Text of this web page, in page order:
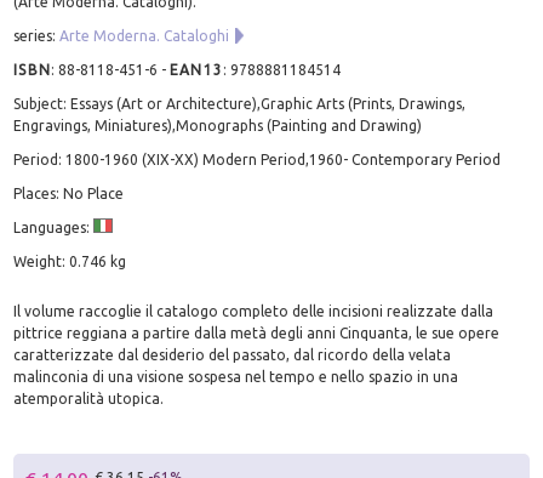
series:Arte Moderna. Cataloghi
ISBN:88-8118-451-6 - EAN13 :9788881184514
Subject: Essays (Art or Architecture),Graphic Arts (Prints, Drawings,
Engravings, Miniatures),Monographs (Painting and Drawing)
Period: 1800-1960 (XIX-XX) Modern Period,1960- Contemporary Period
Places: No Place
Languages:
Weight: 0.746 kg
Il volume raccoglie il catalogo completo delle incisioni realizzate dalla
pittrice reggiana a partire dalla metà degli anni Cinquanta, le sue opere
caratterizzate dal desiderio del passato, dal ricordo della velata
malinconia di una visione sospesa nel tempo e nello spazio in una
atemporalità utopica.